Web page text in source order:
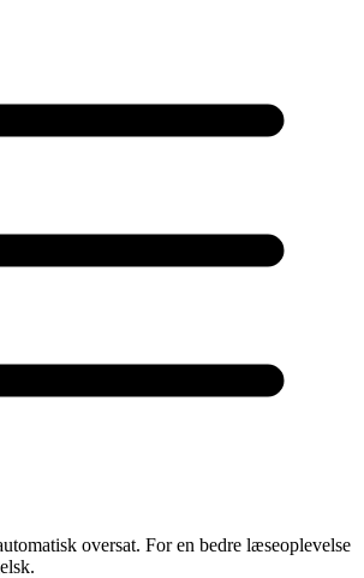
oversat. For en bedre læseoplevelse